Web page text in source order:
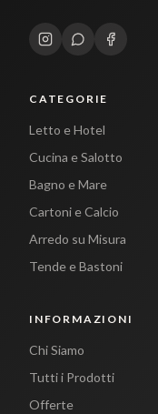
CATEGORIE
Letto e Hotel
Cucina e Salotto
Bagno e Mare
Cartoni e Calcio
Arredo su Misura
Tende e Bastoni
INFORMAZIONI
Chi Siamo
Tutti i Prodotti
Offerte